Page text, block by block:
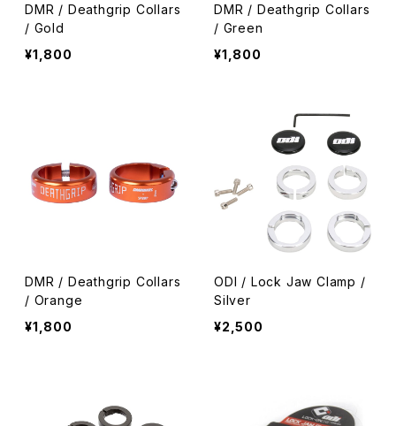
DMR / Deathgrip Collars
/ Gold
¥1,800
DMR / Deathgrip Collars
/ Green
¥1,800
DMR / Deathgrip Collars
/ Orange
¥1,800
ODI / Lock Jaw Clamp /
Silver
¥2,500